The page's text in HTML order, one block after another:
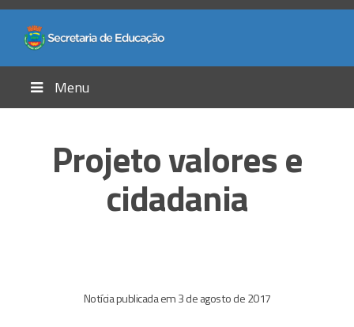
Menu
Projeto valores e
cidadania
Notícia publicada em 3 de agosto de 2017